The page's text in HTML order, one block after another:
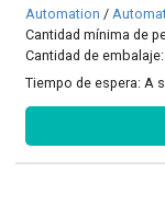
Automation /
Cantidad mínima de
Cantidad de embalaje:
Tiempo de espera: A